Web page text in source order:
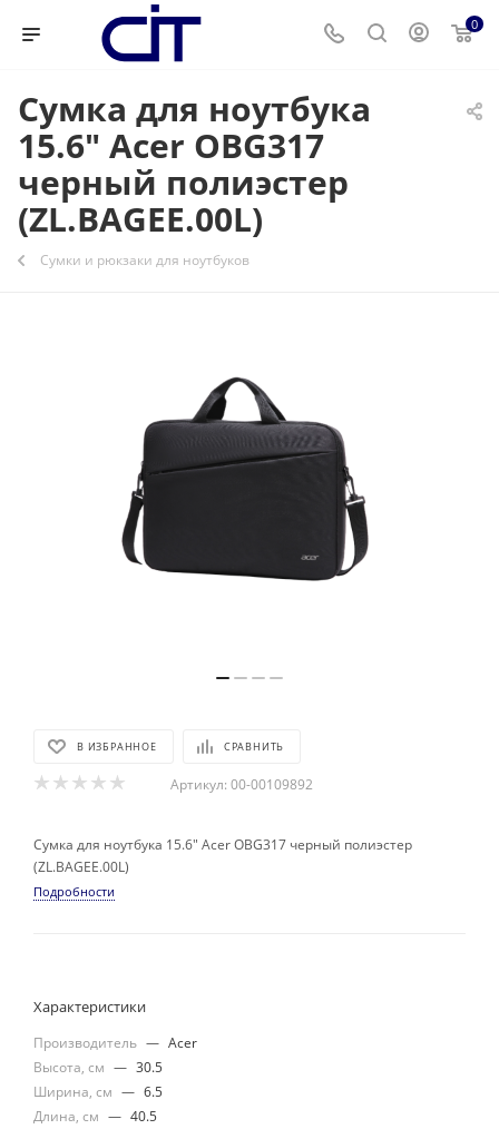
0
Сумка для ноутбука
15.6" Acer OBG317
черный полиэстер
(ZL.BAGEE.00L)
Сумки и рюкзаки для ноутбуков
В ИЗБРАННОЕ СРАВНИТЬ
Артикул: 00-00109892
Сумка для ноутбука 15.6" Acer OBG317 черный полиэстер
(ZL.BAGEE.00L)
Подробности
Характеристики
Производитель — Acer
Высота, см — 30.5
Ширина, см — 6.5
Длина, см — 40.5